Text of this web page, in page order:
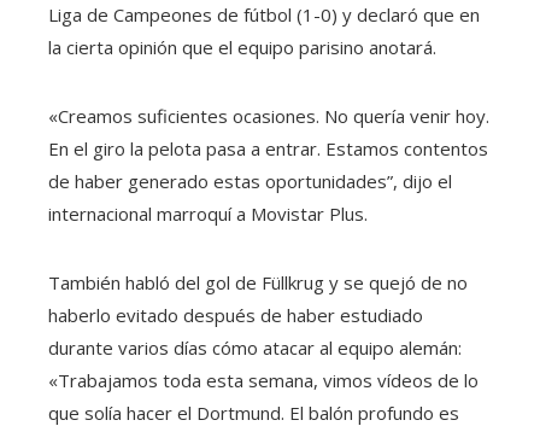
Liga de Campeones de fútbol (1-0) y declaró que en
la cierta opinión que el equipo parisino anotará.
«Creamos suficientes ocasiones. No quería venir hoy.
En el giro la pelota pasa a entrar. Estamos contentos
de haber generado estas oportunidades”, dijo el
internacional marroquí a Movistar Plus.
También habló del gol de Füllkrug y se quejó de no
haberlo evitado después de haber estudiado
durante varios días cómo atacar al equipo alemán:
«Trabajamos toda esta semana, vimos vídeos de lo
que solía hacer el Dortmund. El balón profundo es